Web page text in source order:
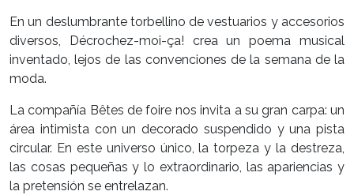
En un deslumbrante torbellino de vestuarios y accesorios
diversos, Décrochez-moi-ça! crea un poema musical
inventado, lejos de las convenciones de la semana de la
moda.
La compañía Bêtes de foire nos invita a su gran carpa: un
área intimista con un decorado suspendido y una pista
circular. En este universo único, la torpeza y la destreza,
las cosas pequeñas y lo extraordinario, las apariencias y
la pretensión se entrelazan.